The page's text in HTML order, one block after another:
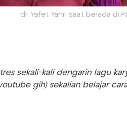
dr. Yafet Yanri saat berada di
sekali-kali dengarin lagu
gih) sekalian belajar